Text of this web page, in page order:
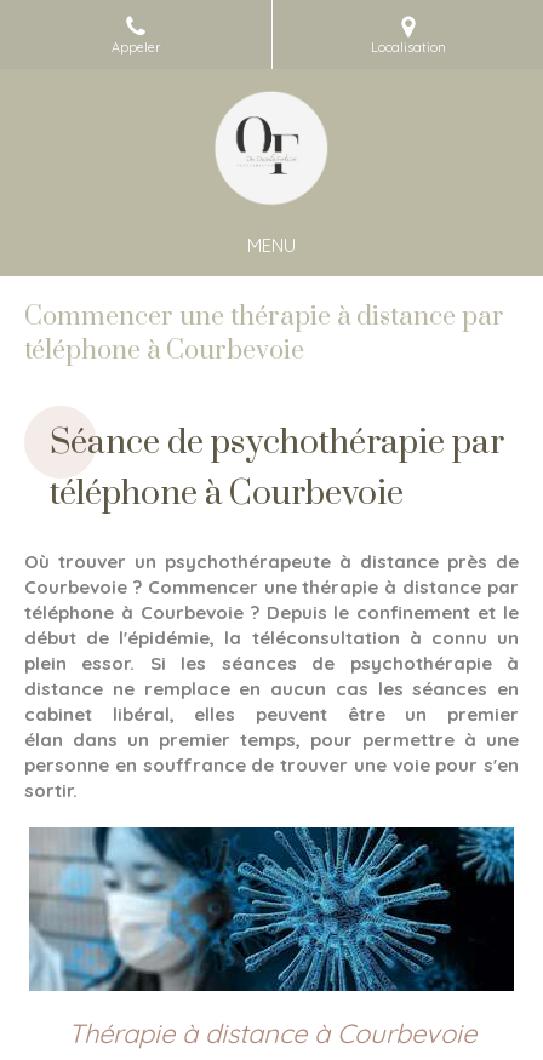
Appeler Localisation
MENU
Commencer une thérapie à distance par
téléphone à Courbevoie
Séance de psychothérapie par
téléphone à Courbevoie
Où trouver un psychothérapeute à distance près de
Courbevoie ? Commencer une thérapie à distance par
téléphone à Courbevoie ? Depuis le confinement et le
début de l'épidémie, la téléconsultation à connu un
plein essor. Si les séances de psychothérapie à
distance ne remplace en aucun cas les séances en
cabinet libéral, elles peuvent être un premier
élan dans un premier temps, pour permettre à une
personne en souffrance de trouver une voie pour s'en
sortir.
Thérapie à distance à Courbevoie